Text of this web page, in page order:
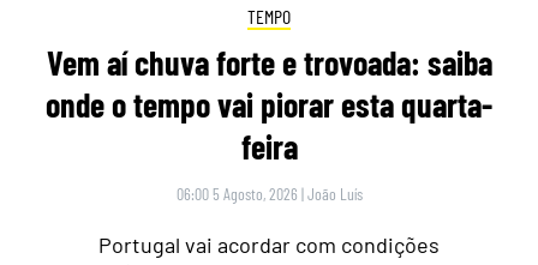
TEMPO
Vem aí chuva forte e trovoada: saiba
onde o tempo vai piorar esta quarta-
feira
06:00 5 Agosto, 2026 |João Luís
Portugal vai acordar com condições